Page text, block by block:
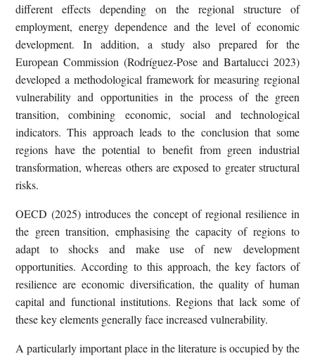
different effects depending on the regional structure of
employment, energy dependence and the level of economic
development. In addition, a study also prepared for the
European Commission (Rodríguez-Pose and Bartalucci 2023)
developed a methodological framework for measuring regional
vulnerability and opportunities in the process of the green
transition, combining economic, social and technological
indicators. This approach leads to the conclusion that some
regions have the potential to benefit from green industrial
transformation, whereas others are exposed to greater structural
risks.
OECD (2025) introduces the concept of regional resilience in
the green transition, emphasising the capacity of regions to
adapt to shocks and make use of new development
opportunities. According to this approach, the key factors of
resilience are economic diversification, the quality of human
capital and functional institutions. Regions that lack some of
these key elements generally face increased vulnerability.
A particularly important place in the literature is occupied by the